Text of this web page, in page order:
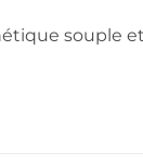
souple